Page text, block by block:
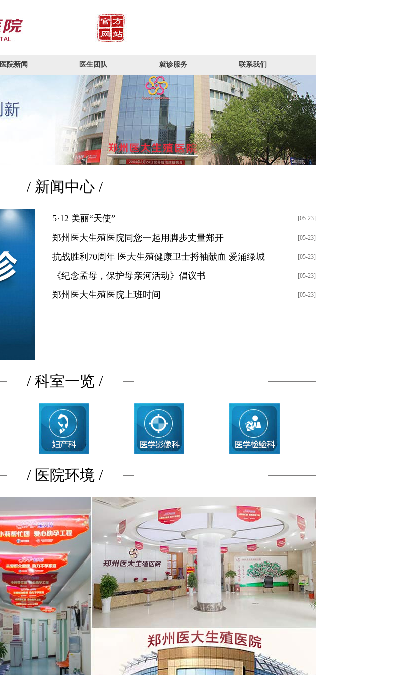
医院新闻 医生团队 就诊服务 联系我们
/ 新闻中心 /
[05-23]
5·12 美丽“天使”
[05-23]
郑州医大生殖医院同您一起用脚步丈量郑开
[05-23]
抗战胜利70周年 医大生殖健康卫士捋袖献血 爱涌绿城
[05-23]
《纪念孟母，保护母亲河活动》倡议书
[05-23]
郑州医大生殖医院上班时间
/ 科室一览 /
/ 医院环境 /